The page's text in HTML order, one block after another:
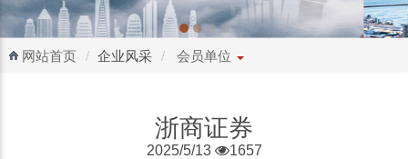
网站首页 企业风采 会员单位
浙商证券
2025/5/13 1657